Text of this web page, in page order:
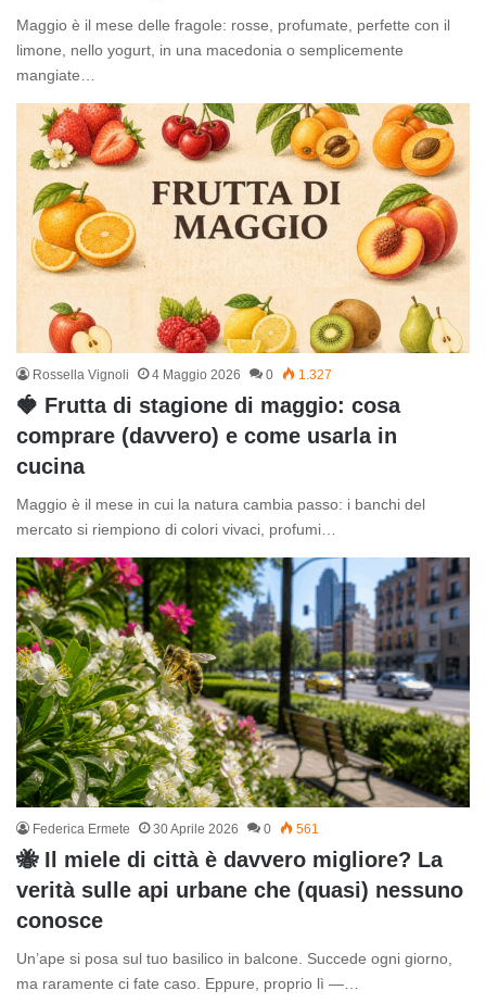
Maggio è il mese delle fragole: rosse, profumate, perfette con il
limone, nello yogurt, in una macedonia o semplicemente
mangiate…
Rossella Vignoli 4 Maggio 2026 0 1.327
🍓 Frutta di stagione di maggio: cosa
comprare (davvero) e come usarla in
cucina
Maggio è il mese in cui la natura cambia passo: i banchi del
mercato si riempiono di colori vivaci, profumi…
Federica Ermete 30 Aprile 2026 0 561
🐝 Il miele di città è davvero migliore? La
verità sulle api urbane che (quasi) nessuno
conosce
Un’ape si posa sul tuo basilico in balcone. Succede ogni giorno,
ma raramente ci fate caso. Eppure, proprio lì —…